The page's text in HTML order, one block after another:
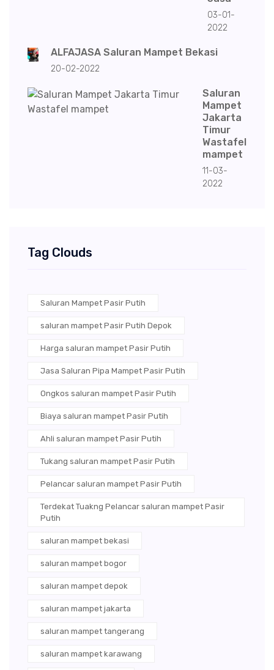
03-01-
2022
ALFAJASA Saluran Mampet Bekasi
20-02-2022
Saluran
Mampet
Jakarta
Timur
Wastafel
mampet
11-03-
2022
Tag Clouds
Saluran Mampet Pasir Putih
saluran mampet Pasir Putih Depok
Harga saluran mampet Pasir Putih
Jasa Saluran Pipa Mampet Pasir Putih
Ongkos saluran mampet Pasir Putih
Biaya saluran mampet Pasir Putih
Ahli saluran mampet Pasir Putih
Tukang saluran mampet Pasir Putih
Pelancar saluran mampet Pasir Putih
Terdekat Tuakng Pelancar saluran mampet Pasir
Putih
saluran mampet bekasi
saluran mampet bogor
saluran mampet depok
saluran mampet jakarta
saluran mampet tangerang
saluran mampet karawang